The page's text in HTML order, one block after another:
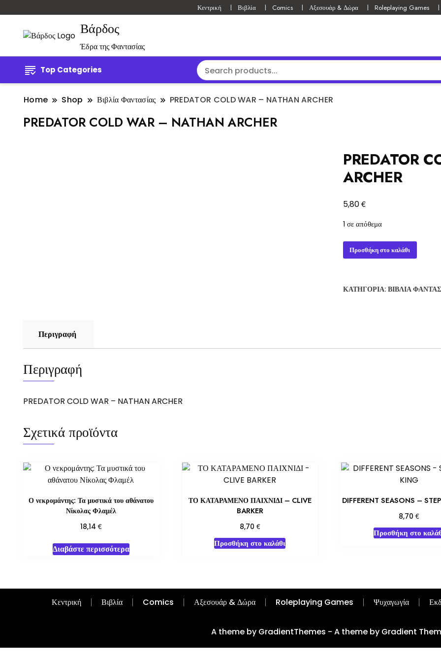
Κεντρική Βιβλία Comics Αξεσουάρ & Δώρα Roleplaying Games
Βάρδος
Έδρα της Φαντασίας
Top Categories
Home Shop Βιβλία Φαντασίας PREDATOR COLD WAR – NATHAN ARCHER
PREDATOR COLD WAR – NATHAN ARCHER
PREDATOR
ARCHER
5,80€
1 σε απόθεμα
PREDATOR
COLD
NATHAN
Προσθήκη στο καλάθι
ΚΑΤΗΓΟΡΊΑ: ΒΙΒΛΊΑ
Περιγραφή
Περιγραφή
PREDATOR COLD WAR – NATHAN ARCHER
Σχετικά προϊόντα
Ο νεκρομάντης: Τα μυστικά του αθάνατου
Νίκολας Φλαμέλ
18,14 €
Διαβάστε περισσότερα
ΤΟ ΚΑΤΑΡΑΜΕΝΟ ΠΑΙΧΝΙΔΙ – CLIVE
BARKER
8,70 €
Προσθήκη στο καλάθι
DIFFERENT SEASONS –
8,70€
Προσθήκη στο
Κεντρική Βιβλία Comics Αξεσουάρ & Δώρα Roleplaying Games Ψυχαγωγία
A theme by GradientThemes - A theme by Gradient